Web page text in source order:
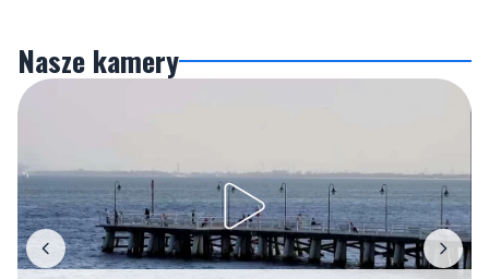
Nasze kamery